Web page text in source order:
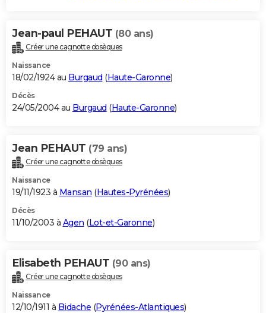
Jean-paul PEHAUT (80 ans)
Créer une cagnotte obsèques
Naissance
18/02/1924 au Burgaud (Haute-Garonne)
Décès
24/05/2004 au Burgaud (Haute-Garonne)
Jean PEHAUT (79 ans)
Créer une cagnotte obsèques
Naissance
19/11/1923 à Mansan (Hautes-Pyrénées)
Décès
11/10/2003 à Agen (Lot-et-Garonne)
Elisabeth PEHAUT (90 ans)
Créer une cagnotte obsèques
Naissance
12/10/1911 à Bidache (Pyrénées-Atlantiques)